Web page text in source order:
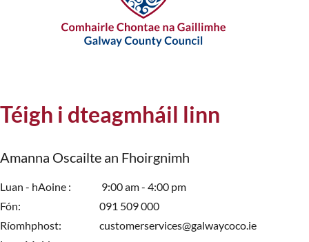
Téigh i dteagmháil linn
Amanna Oscailte an Fhoirgnimh
Luan - hAoine
9:00 am - 4:00 pm
Fón
091 509 000
Ríomhphost
customerservices@galwaycoco.ie